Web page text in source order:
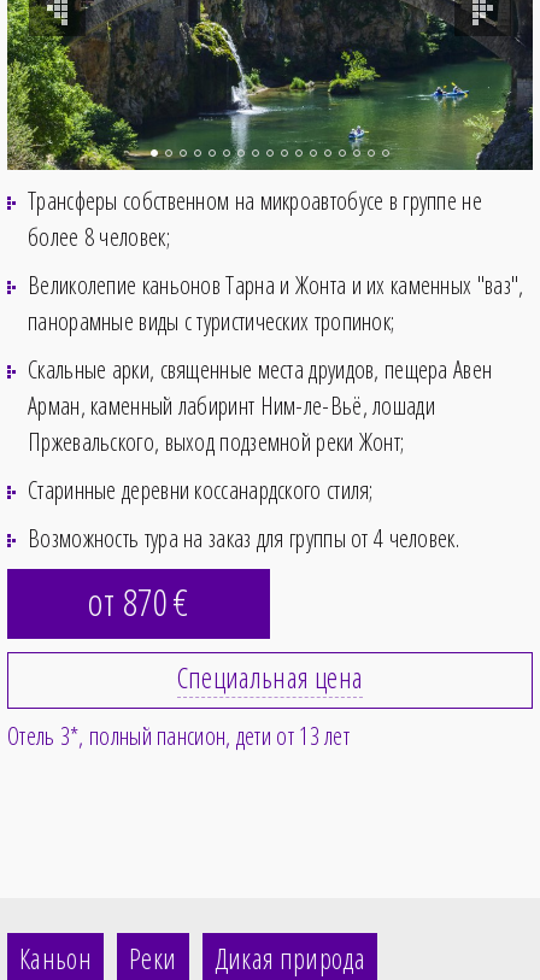
Трансферы собственном на микроавтобусе в группе не
более 8 человек;
Великолепие каньонов Тарна и Жонта и их каменных "ваз",
панорамные виды с туристических тропинок;
Скальные арки, священные места друидов, пещера Авен
Арман, каменный лабиринт Ним-ле-Вьё, лошади
Пржевальского, выход подземной реки Жонт;
Старинные деревни коссанардского стиля;
Возможность тура на заказ для группы от 4 человек.
от 870€
Специальная цена
Отель 3* полный пансион дети от 13 лет
Каньон Реки
Дикая природа